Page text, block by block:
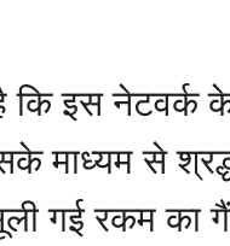
इस नेटवर्क
माध्यम से
गई रकम का